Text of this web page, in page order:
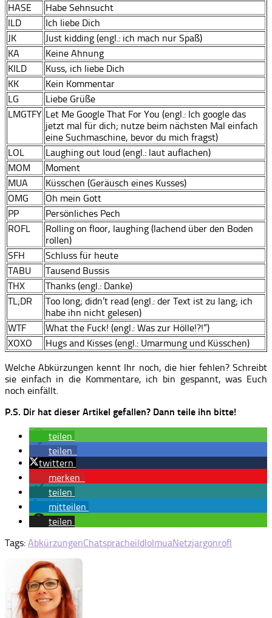
HASE
Habe Sehnsucht
ILD
Ich liebe Dich
JK
Just kidding (engl.: ich mach nur Spaß)
KA
Keine Ahnung
KILD
Kuss, ich liebe Dich
KK
Kein Kommentar
LG
Liebe Grüße
LMGTFY Let Me Google That For You (engl.: Ich google das
jetzt mal für dich; nutze beim nächsten Mal einfach
eine Suchmaschine, bevor du mich fragst)
LOL
Laughing out loud (engl.: laut auflachen)
MOM
Moment
MUA
Küsschen (Geräusch eines Kusses)
OMG
Oh mein Gott
PP
Persönliches Pech
ROFL
Rolling on floor, laughing (lachend über den Boden
rollen)
SFH
Schluss für heute
TABU
Tausend Bussis
THX
Thanks (engl.: Danke)
TL;DR
Too long; didn’t read (engl.: der Text ist zu lang; ich
habe ihn nicht gelesen)
WTF
What the Fuck! (engl.: Was zur Hölle!?!“)
XOXO
Hugs and Kisses (engl.: Umarmung und Küsschen)
Welche Abkürzungen kennt Ihr noch, die hier fehlen? Schreibt
sie einfach in die Kommentare, ich bin gespannt, was Euch
noch einfällt.
P.S. Dir hat dieser Artikel gefallen? Dann teile ihn bitte!
teilen
teilen
twittern
merken
teilen
mitteilen
teilen
Tags: AbkürzungenChatspracheildlolmuaNetzjargonrofl